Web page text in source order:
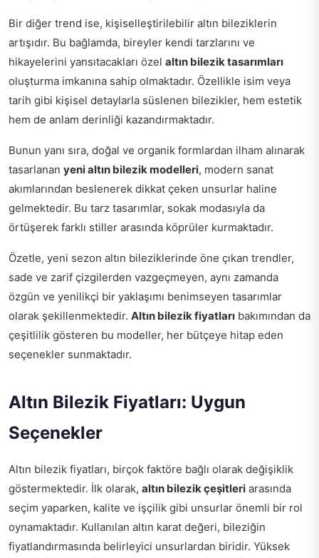
Bir diğer trend ise, kişiselleştirilebilir altın bileziklerin
artışıdır. Bu bağlamda, bireyler kendi tarzlarını ve
hikayelerini yansıtacakları özel altın bilezik tasarımları
oluşturma imkanına sahip olmaktadır. Özellikle isim veya
tarih gibi kişisel detaylarla süslenen bilezikler, hem estetik
hem de anlam derinliği kazandırmaktadır.
Bunun yanı sıra, doğal ve organik formlardan ilham alınarak
tasarlanan yeni altın bilezik modelleri, modern sanat
akımlarından beslenerek dikkat çeken unsurlar haline
gelmektedir. Bu tarz tasarımlar, sokak modasıyla da
örtüşerek farklı stiller arasında köprüler kurmaktadır.
Özetle, yeni sezon altın bileziklerinde öne çıkan trendler,
sade ve zarif çizgilerden vazgeçmeyen, aynı zamanda
özgün ve yenilikçi bir yaklaşımı benimseyen tasarımlar
olarak şekillenmektedir. Altın bilezik fiyatları bakımından da
çeşitlilik gösteren bu modeller, her bütçeye hitap eden
seçenekler sunmaktadır.
Altın Bilezik Fiyatları: Uygun
Seçenekler
Altın bilezik fiyatları, birçok faktöre bağlı olarak değişiklik
göstermektedir. İlk olarak, altın bilezik çeşitleri arasında
seçim yaparken, kalite ve işçilik gibi unsurlar önemli bir rol
oynamaktadır. Kullanılan altın karat değeri, bileziğin
fiyatlandırmasında belirleyici unsurlardan biridir. Yüksek